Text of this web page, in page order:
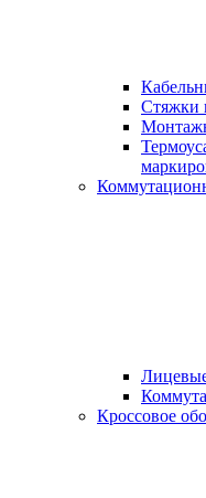
Стяжки
Кроссовое